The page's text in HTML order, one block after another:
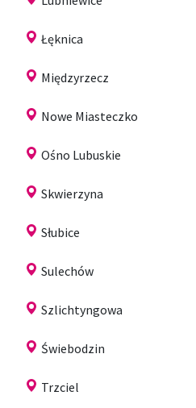
Łęknica
Międzyrzecz
Nowe Miasteczko
Ośno Lubuskie
Skwierzyna
Słubice
Sulechów
Szlichtyngowa
Świebodzin
Trzciel